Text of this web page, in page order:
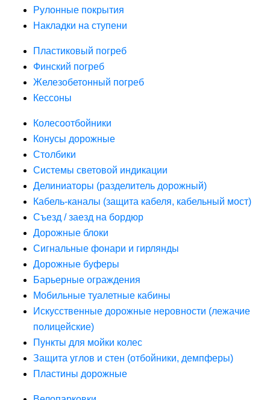
Рулонные покрытия
Накладки на ступени
Пластиковый погреб
Финский погреб
Железобетонный погреб
Кессоны
Колесоотбойники
Конусы дорожные
Столбики
Системы световой индикации
Делиниаторы (разделитель дорожный)
Кабель-каналы (защита кабеля, кабельный мост)
Съезд / заезд на бордюр
Дорожные блоки
Сигнальные фонари и гирлянды
Дорожные буферы
Барьерные ограждения
Мобильные туалетные кабины
Искусственные дорожные неровности (лежачие
полицейские)
Пункты для мойки колес
Защита углов и стен (отбойники, демпферы)
Пластины дорожные